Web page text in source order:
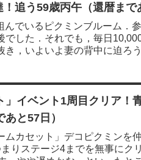
追う59歳丙午（還暦まで
んでいるピクミンブルーム．
でした．それでも，毎日
き，いよいよ妻の背中に迫ろ
」イベント1周目クリア！
と57日）
ムカセット」デコピクミンを
りステージ4までを無事にク